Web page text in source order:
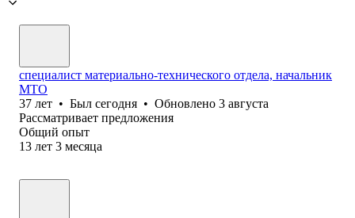
специалист материально-технического отдела, начальник
МТО
37 лет • Был сегодня • Обновлено 3 августа
Рассматривает предложения
Общий опыт
13 лет 3 месяца